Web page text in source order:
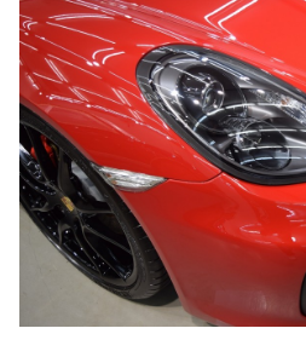
お客さまの声お問い合わせ
施